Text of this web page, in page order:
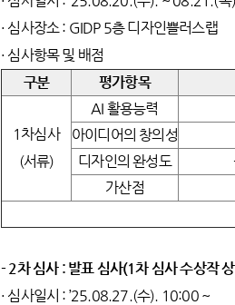
· 심사장소 : GIDP 5층 디자인쁠러스랩
· 심사항목 및 배점
구분
평가항목
1차심사
(서류)
AI 활용능력
아이디어의 창의성
디자인의 완성도
가산점
- 2차 심사 : 발표 심사(1차 심사 수상작
· 심사일시 : ’25.08.27.(수). 10:00 ~